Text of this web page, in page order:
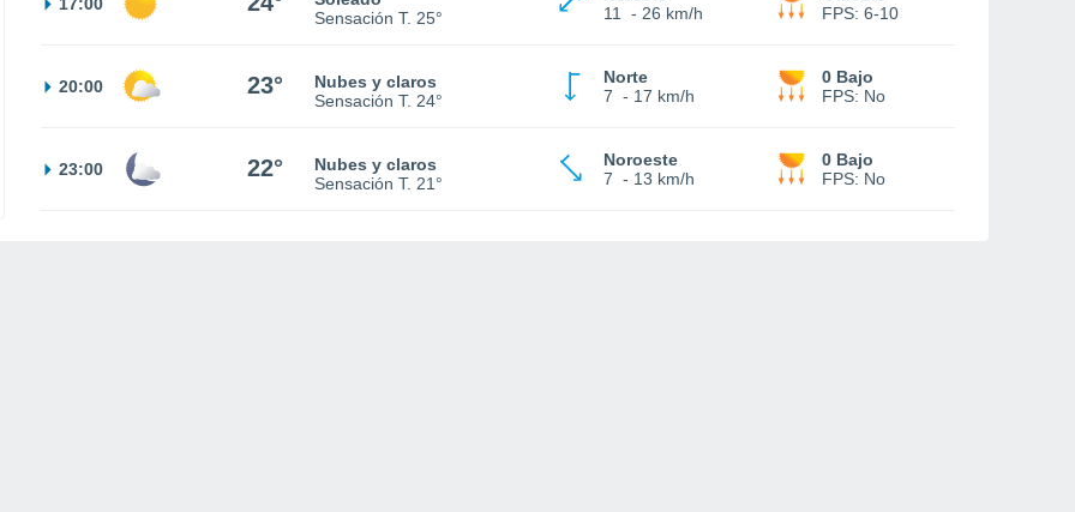
Sensación T. 25°
11
- 26 km/h
FPS: 6-10
20:00 23°
Nubes y claros
Sensación T. 24°
Norte
7 - 17 km/h
0 Bajo
FPS: No
23:00 22°
Nubes y claros
Sensación T. 21°
Noroeste
7 - 13 km/h
0 Bajo
FPS: No